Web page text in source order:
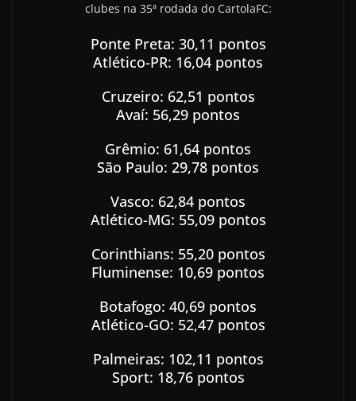
clubes na 35ª rodada do CartolaFC:
Ponte Preta: 30,11 pontos
Atlético-PR: 16,04 pontos
Cruzeiro: 62,51 pontos
Avaí: 56,29 pontos
Grêmio: 61,64 pontos
São Paulo: 29,78 pontos
Vasco: 62,84 pontos
Atlético-MG: 55,09 pontos
Corinthians: 55,20 pontos
Fluminense: 10,69 pontos
Botafogo: 40,69 pontos
Atlético-GO: 52,47 pontos
Palmeiras: 102,11 pontos
Sport: 18,76 pontos